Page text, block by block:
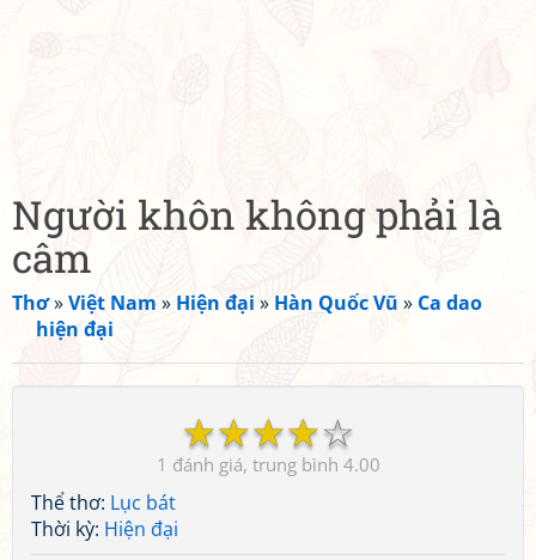
Người khôn không phải là
câm
Thơ»Việt Nam » Hiện đại » Hàn Quốc Vũ » Ca dao
hiện đại
☆
☆
☆
☆
☆
1 4.00
Thể thơ: Lục bát
Thời kỳ: Hiện đại